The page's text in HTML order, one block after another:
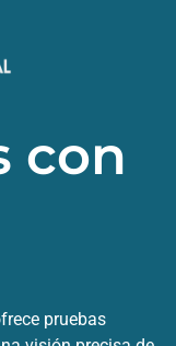
con
pruebas